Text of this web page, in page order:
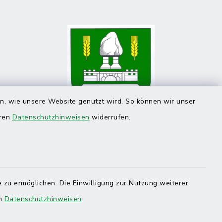
wie unsere Website genutzt wird. So können wir unser
Datenschutzhinweisen widerrufen.
ermöglichen. Die Einwilligung zur Nutzung weiterer
Datenschutzhinweisen.